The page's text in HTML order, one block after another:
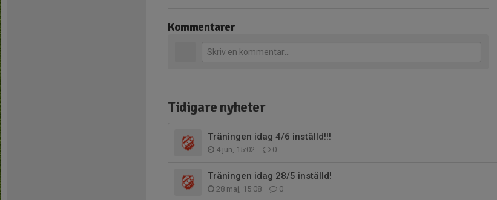
Kommentarer
Tidigare nyheter
Träningen idag 4/6 inställd!!!
4 jun, 15:02 0
Träningen idag 28/5 inställd!
28 maj, 15:08 0